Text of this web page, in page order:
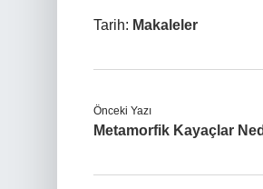
Tarih: Makaleler
Önceki Yazı
Metamorfik Kayaçlar